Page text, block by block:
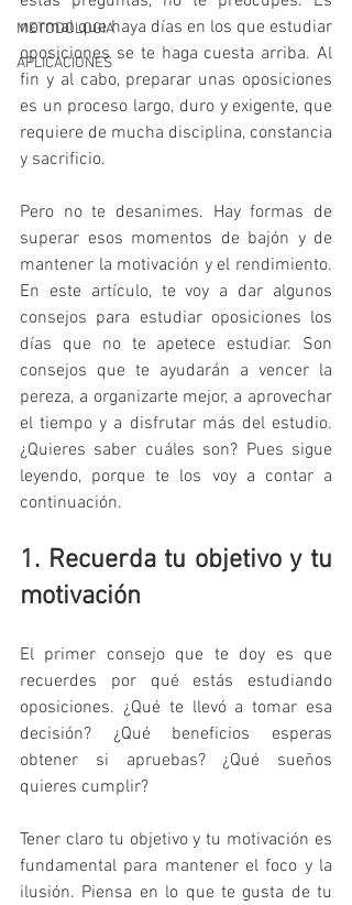
METODOLOGIA
APLICACIONES
normal que haya días en los que estudiar
oposiciones se te haga cuesta arriba. Al
fin y al cabo, preparar unas oposiciones
es un proceso largo, duro y exigente, que
requiere de mucha disciplina, constancia
y sacrificio.
Pero no te desanimes. Hay formas de
superar esos momentos de bajón y de
mantener la motivación y el rendimiento.
En este artículo, te voy a dar algunos
consejos para estudiar oposiciones los
días que no te apetece estudiar. Son
consejos que te ayudarán a vencer la
pereza, a organizarte mejor, a aprovechar
el tiempo y a disfrutar más del estudio.
¿Quieres saber cuáles son? Pues sigue
leyendo, porque te los voy a contar a
continuación.
1. Recuerda tu objetivo y tu
motivación
El primer consejo que te doy es que
recuerdes por qué estás estudiando
oposiciones. ¿Qué te llevó a tomar esa
decisión? ¿Qué beneficios esperas
obtener si apruebas? ¿Qué sueños
quieres cumplir?
Tener claro tu objetivo y tu motivación es
fundamental para mantener el foco y la
ilusión. Piensa en lo que te gusta de tu